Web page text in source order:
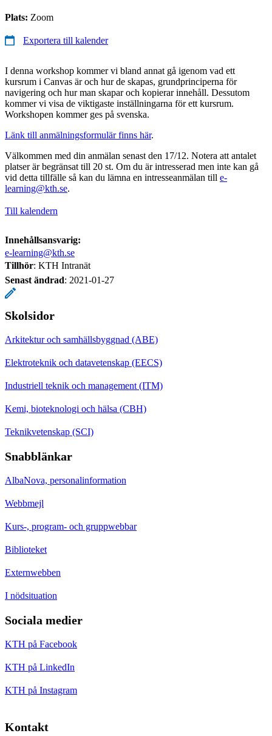
Plats: Zoom
Exportera till kalender
I denna workshop kommer vi bland annat gå igenom vad ett
kursrum i Canvas är och hur de skapas, grundprinciperna för
navigering och hur man skapar och kopierar innehåll. Dessutom
kommer vi visa de viktigaste inställningarna för ett kursrum.
Workshopen kommer ges på svenska.
Länk till anmälningsformulär finns här.
Välkommen med din anmälan senast den 17/12. Notera att antalet
platser är begränsat till 20 st. Om du är intresserad men inte kan gå
vid detta tillfälle så kan du lämna en intresseanmälan till e-
learning@kth.se.
Till kalendern
Innehållsansvarig:
e-learning@kth.se
Tillhör: KTH Intranät
Senast ändrad: 2021-01-27
Skolsidor
Arkitektur och samhällsbyggnad (ABE)
Elektroteknik och datavetenskap (EECS)
Industriell teknik och management (ITM)
Kemi, bioteknologi och hälsa (CBH)
Teknikvetenskap (SCI)
Snabblänkar
AlbaNova, personalinformation
Webbmejl
Kurs-, program- och gruppwebbar
Biblioteket
Externwebben
I nödsituation
Sociala medier
KTH på Facebook
KTH på LinkedIn
KTH på Instagram
Kontakt